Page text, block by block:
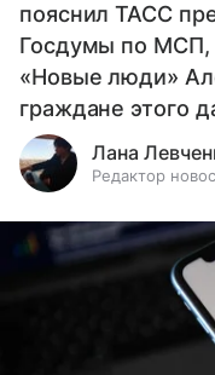
пояснил ТАСС
Госдумы по МСП,
«Новые люди»
граждане этого
Лана
Редактор